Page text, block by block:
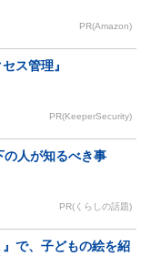
PR(Amazon)
ス管理』
PR(KeeperSecurity)
の人が知るべき事
PR(くらしの話題)
』で、子どもの絵を紹